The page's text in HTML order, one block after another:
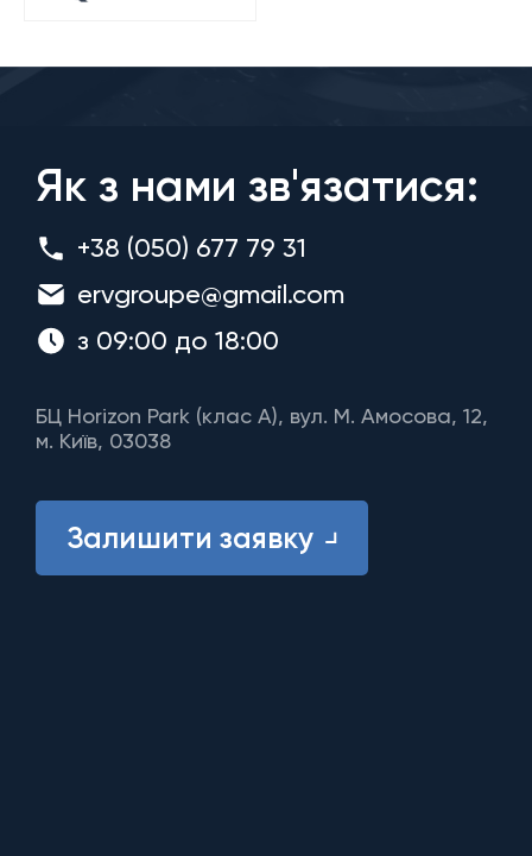
Як з нами зв'язатися:
+38 (050) 677 79 31
ervgroupe@gmail.com
з 09:00 до 18:00
БЦ Horizon Park (клас A), вул. М. Амосова, 12,
м. Київ, 03038
Залишити заявку